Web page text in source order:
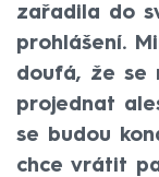
zařadila do
prohlášení.
doufá, že se
projednat
se budou
chce vrátit